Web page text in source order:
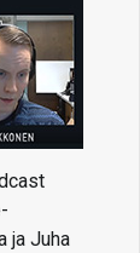
ja Juha